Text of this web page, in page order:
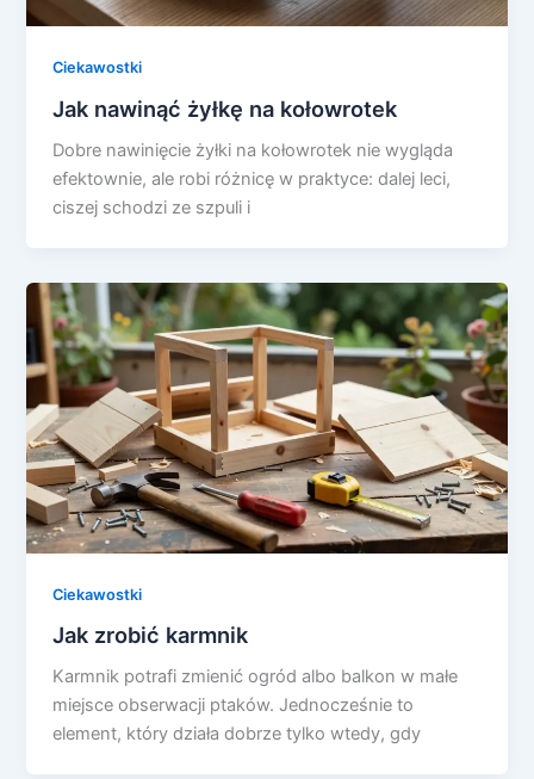
Ciekawostki
Jak nawinąć żyłkę na kołowrotek
Dobre nawinięcie żyłki na kołowrotek nie wygląda
efektownie, ale robi różnicę w praktyce: dalej leci,
ciszej schodzi ze szpuli i
Ciekawostki
Jak zrobić karmnik
Karmnik potrafi zmienić ogród albo balkon w małe
miejsce obserwacji ptaków. Jednocześnie to
element, który działa dobrze tylko wtedy, gdy